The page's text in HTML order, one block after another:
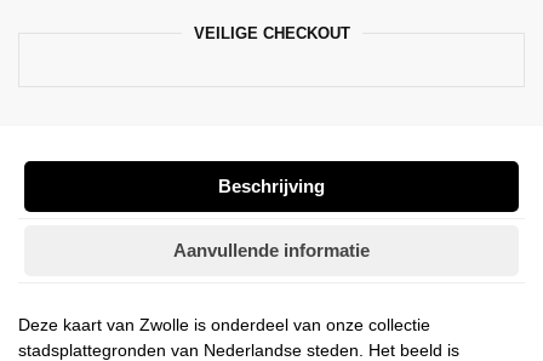
VEILIGE CHECKOUT
Beschrijving
Aanvullende informatie
Deze kaart van Zwolle is onderdeel van onze collectie
stadsplattegronden van Nederlandse steden. Het beeld is